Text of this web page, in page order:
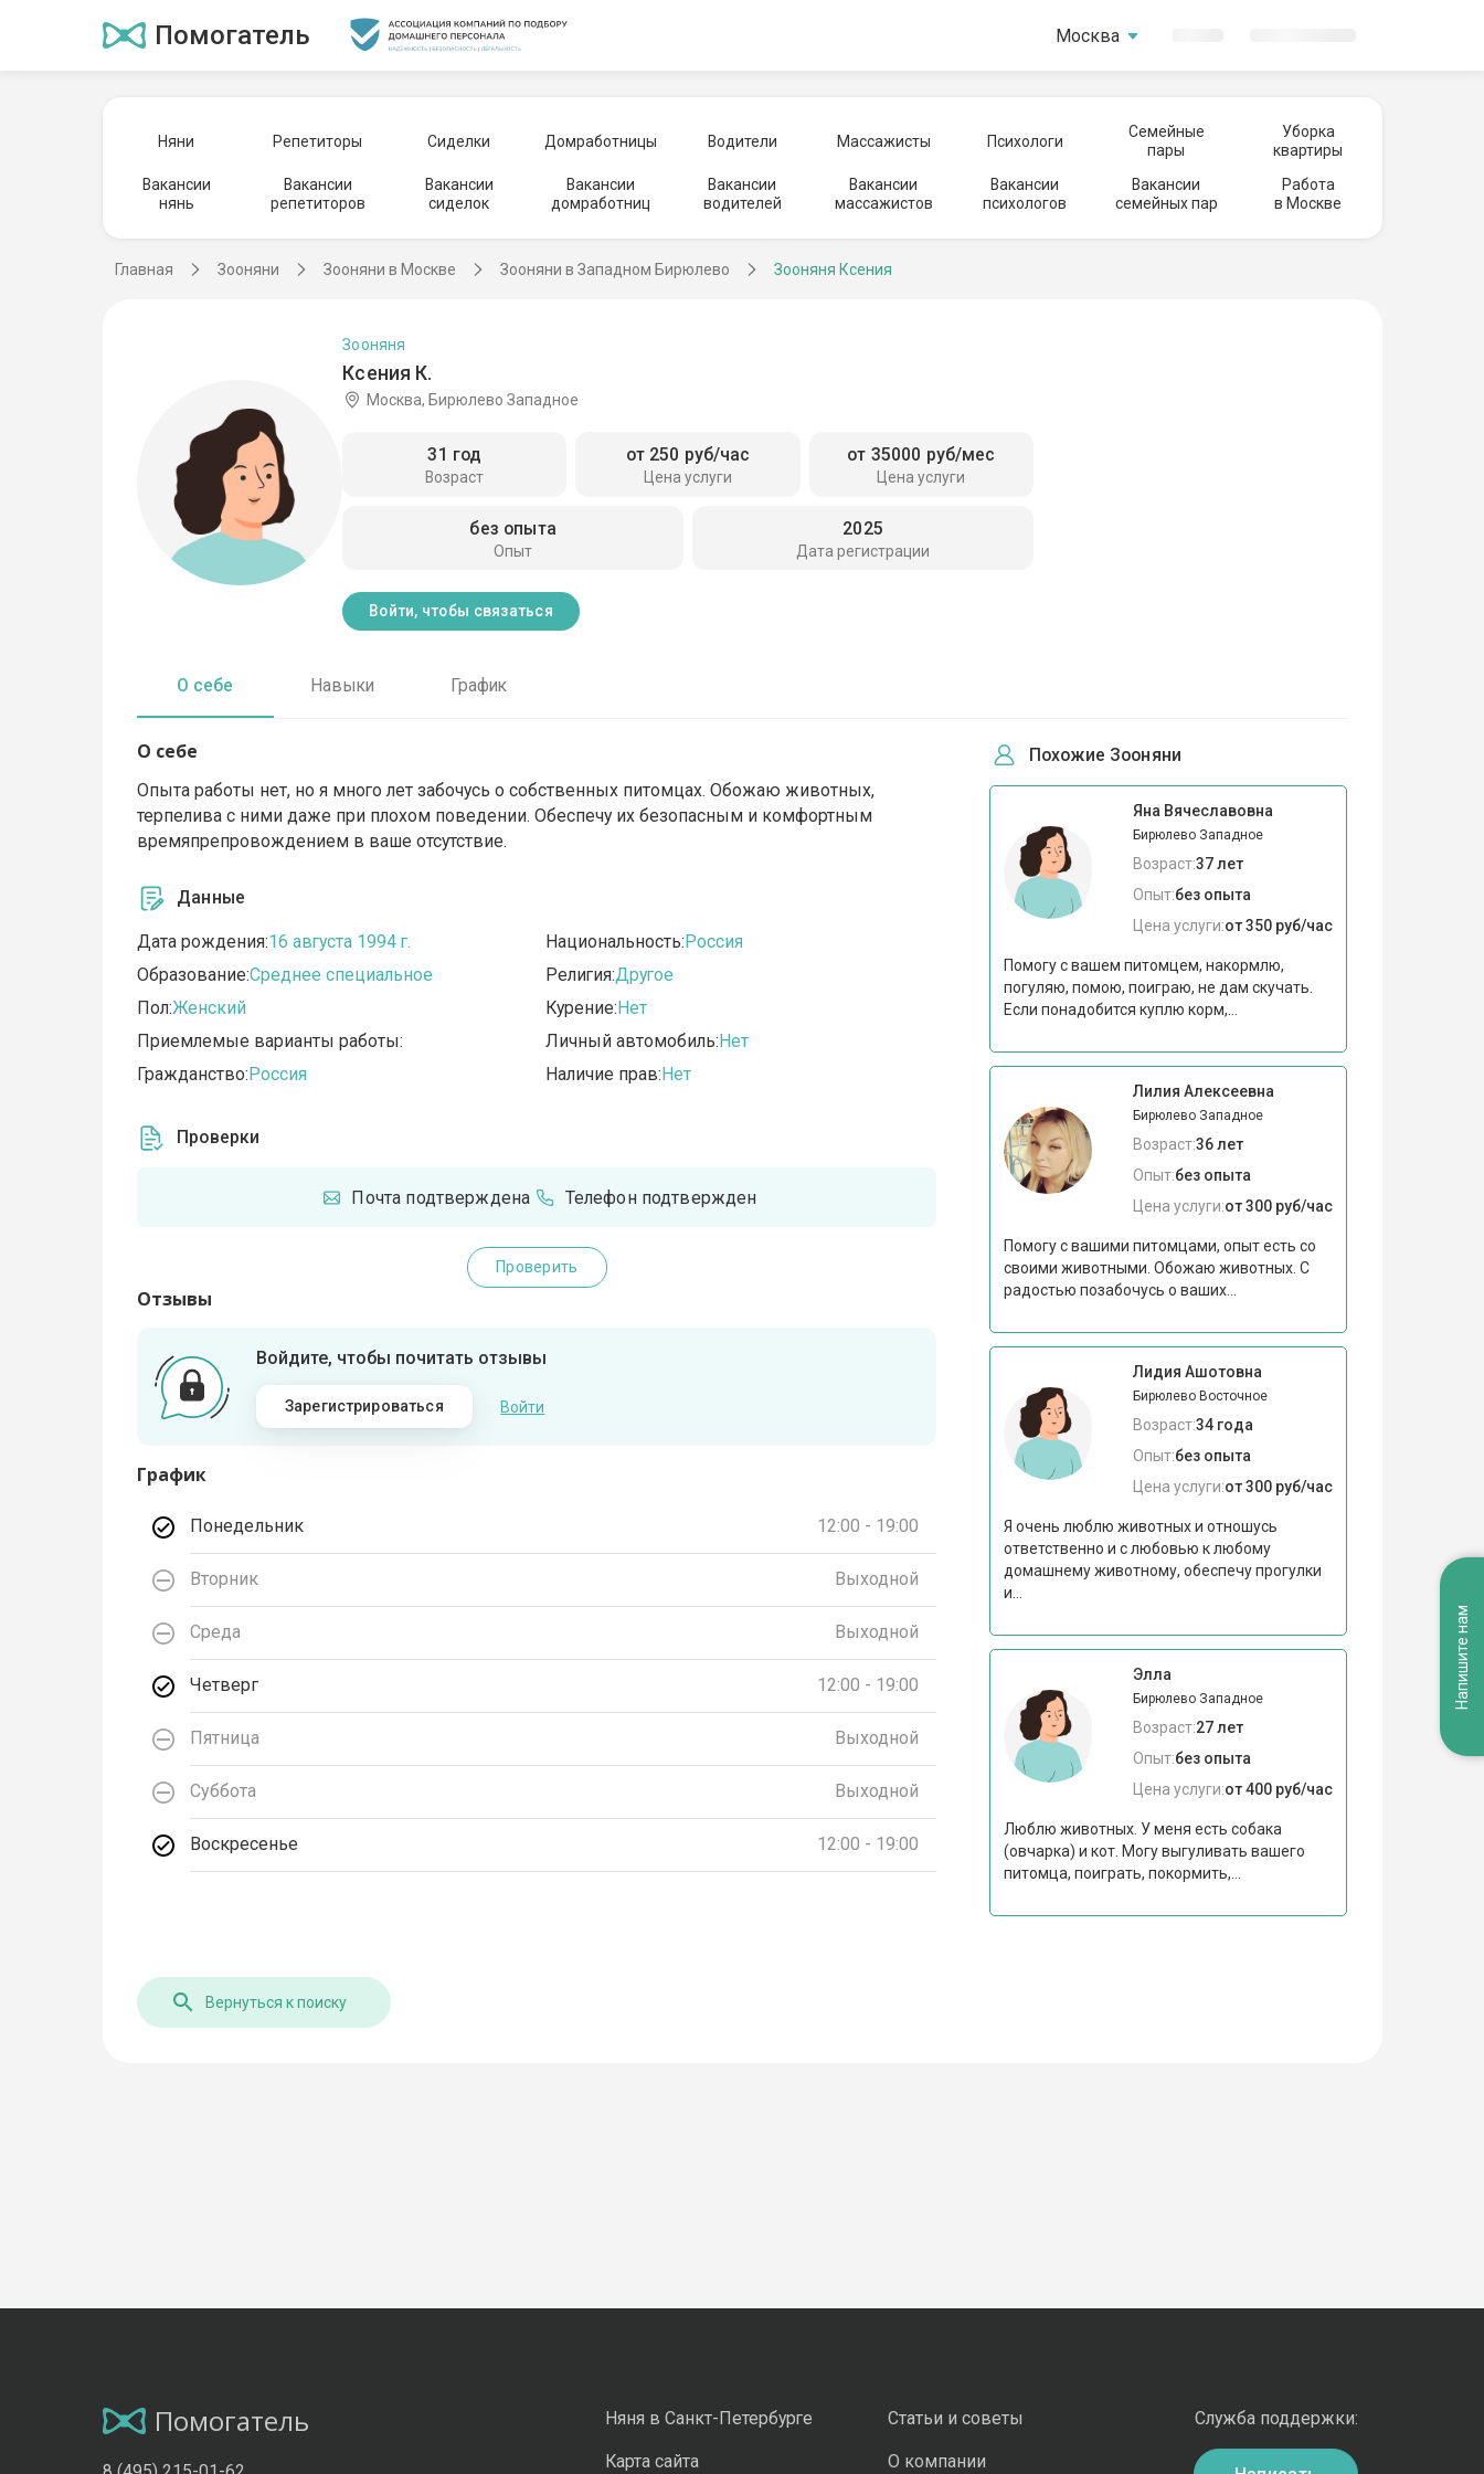
Помогатель Москва
Няни Репетиторы Сиделки Домработницы Водители Массажисты Психологи
Семейные
пары
Уборка
квартиры
Вакансии
нянь
Вакансии
репетиторов
Вакансии
сиделок
Вакансии
домработниц
Вакансии
водителей
Вакансии
массажистов
Вакансии
психологов
Вакансии
семейных пар
Работа
в Москве
Главная Зооняни Зооняни в Москве Зооняни в Западном Бирюлево Зооняня Ксения
Ксения К.
Зооняня
Москва, Бирюлево Западное
Возраст
31 год
Цена услуги
от 250 руб/час
Цена услуги
от 35000 руб/мес
Опыт
без опыта
Дата регистрации
2025
Войти, чтобы связаться
О себе Навыки График
О себе
Опыта работы нет, но я много лет забочусь о собственных питомцах. Обожаю животных,
терпелива с ними даже при плохом поведении. Обеспечу их безопасным и комфортным
времяпрепровождением в ваше отсутствие.
Данные
Дата рождения:16 августа 1994 г.
Образование:Среднее специальное
Пол:Женский
Приемлемые варианты работы:
Гражданство:Россия
Национальность:Россия
Религия:Другое
Курение:Нет
Личный автомобиль:Нет
Наличие прав:Нет
Проверки
Почта подтверждена Телефон подтвержден
Проверить
Отзывы
Войдите, чтобы почитать отзывы
Зарегистрироваться Войти
График
Понедельник 12:00 - 19:00
Вторник Выходной
Среда Выходной
Четверг 12:00 - 19:00
Пятница Выходной
Суббота Выходной
Воскресенье 12:00 - 19:00
Похожие Зооняни
Яна Вячеславовна
Бирюлево Западное
Возраст:37 лет
Опыт:без опыта
Цена услуги:от 350 руб/час
Помогу с вашем питомцем, накормлю,
погуляю, помою, поиграю, не дам скучать.
Если понадобится куплю корм,...
Лилия Алексеевна
Бирюлево Западное
Возраст:36 лет
Опыт:без опыта
Цена услуги:от 300 руб/час
Помогу с вашими питомцами, опыт есть со
своими животными. Обожаю животных. С
радостью позабочусь о ваших...
Лидия Ашотовна
Бирюлево Восточное
Возраст:34 года
Опыт:без опыта
Цена услуги:от 300 руб/час
Я очень люблю животных и отношусь
ответственно и с любовью к любому
домашнему животному, обеспечу прогулки
и...
Элла
Бирюлево Западное
Возраст:27 лет
Опыт:без опыта
Цена услуги:от 400 руб/час
Люблю животных. У меня есть собака
(овчарка) и кот. Могу выгуливать вашего
питомца, поиграть, покормить,...
Вернуться к поиску
Помогатель Няня в Санкт-Петербурге
Карта сайта
Статьи и советы
О компании
Служба поддержки:
Напишите нам